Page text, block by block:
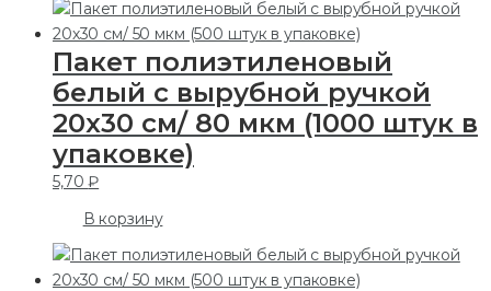
Пакет полиэтиленовый
белый с вырубной ручкой
20х30 см/ 80 мкм (1000 штук в
упаковке)
5,70₽
В корзину